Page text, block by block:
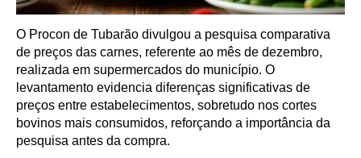
O Procon de Tubarão divulgou a pesquisa comparativa
de preços das carnes, referente ao mês de dezembro,
realizada em supermercados do município. O
levantamento evidencia diferenças significativas de
preços entre estabelecimentos, sobretudo nos cortes
bovinos mais consumidos, reforçando a importância da
pesquisa antes da compra.